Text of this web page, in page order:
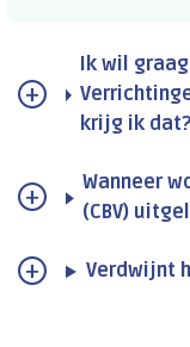
Ik wil
krijg ik dat?
Wanneer
(CBV)
Verdwijnt